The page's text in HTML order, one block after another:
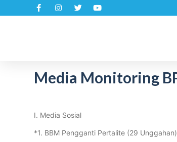
Media Monitoring
I. Media Sosial
*1. BBM Pengganti Pertalite (29